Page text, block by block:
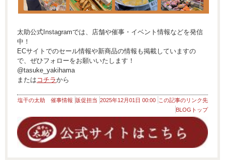
太助公式Instagramでは、店舗や催事・イベント情報などを発信
中！
ECサイトでのセール情報や新商品の情報も掲載していますの
で、ぜひフォローをお願いいたします！
@tasuke_yakihama
または コチラから
塩干の太助 催事情報 販促担当 2025年12月01日 00:00 この記事のリンク先
BLOGトップ